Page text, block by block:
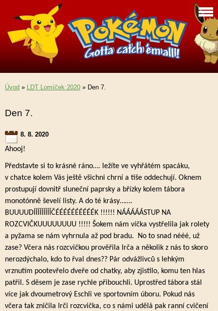
Úvod » LDT Lomíček 2020 » Den 7.
Den 7.
8. 8. 2020
Ahooj!
Představte si to krásné ráno…. ležíte ve vyhřátém spacáku,
v chatce kolem Vás ještě všichni chrní a tiše oddechují. Oknem
prostupují dovnitř sluneční paprsky a břízky kolem tábora
monotónně ševelí listy. A do té krásy…….
BUUUUDÍÍÍÍÍÍÍÍÍČÉÉÉÉÉÉÉÉÉÉK !!!!!! NÁÁÁÁÁSTUP NA
ROZCVIČKUUUUUUUU !!!!! Šokem nám víčka vystřelila jak rolety
a pyžama se nám vyhrnula až pod bradu. No to snad nééé, už
zase? Včera nás rozcvičkou prověřila Irča a několik z nás to skoro
nerozdýchalo, kdo to řval dnes?? Pár odvážlivců s lehkým
vrznutím pootevřelo dveře od chatky, aby zjistilo, komu ten hlas
patřil. S děsem je zase rychle přibouchli. Uprostřed tábora stál
více jak dvoumetrový Eschli ve sportovním úboru. Pokud nás
včera tak zničila Irči rozcvička, co s námi udělá pak ranní cvičení